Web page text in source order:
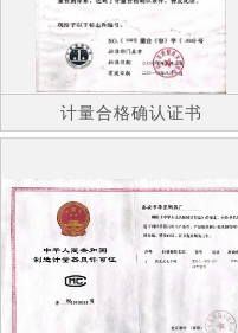
计量合格确认证书